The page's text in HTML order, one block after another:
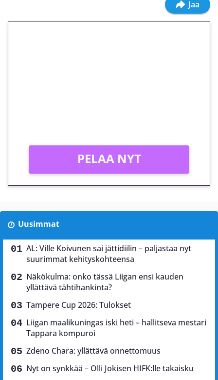
Jaa
PELAA NYT
Uusimmat
AL: Ville Koivunen sai jättidiilin – paljastaa nyt
suurimmat kehityskohteensa
Näkökulma: onko tässä Liigan ensi kauden
yllättävä tähtihankinta?
Tampere Cup 2026: Tulokset
Liigan maalikuningas iski heti – hallitseva mestari
Tappara kompuroi
Zdeno Chara: yllättävä onnettomuus
Nyt on synkkää – Olli Jokisen HIFK:lle takaisku